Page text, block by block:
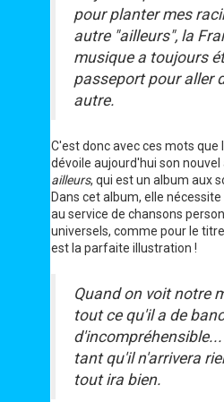
pour planter mes
autre "ailleurs", la
musique a toujours
passeport pour aller
autre.
C'est donc avec ces mots que
dévoile aujourd'hui son nouvel
ailleurs, qui est un album aux
Dans cet album, elle
au service de chansons
universels, comme pour le
est la parfaite illustration !
Quand on voit notre
tout ce qu'il a de
tant qu'il n'arrivera
tout ira bien.